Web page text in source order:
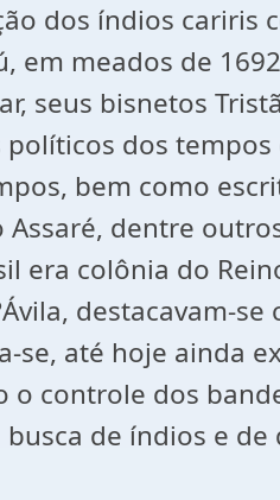
dos índios
em meados de
seus bisnetos
dos
bem como
Assaré, dentre
era colônia do
destacavam-
se, até hoje ainda
o controle dos
de índios e